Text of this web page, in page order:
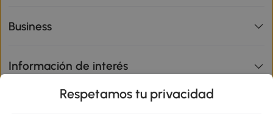
Business
Información de interés
Respetamos tu privacidad